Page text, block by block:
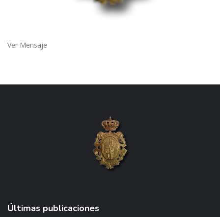
Ver Mensaje
Últimas publicaciones